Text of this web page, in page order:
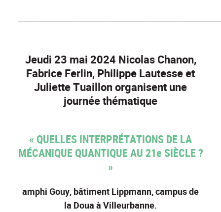
Jeudi 23 mai 2024 Nicolas Chanon,
Fabrice Ferlin, Philippe Lautesse et
Juliette Tuaillon organisent une
journée thématique
« QUELLES INTERPRÉTATIONS DE LA
MÉCANIQUE QUANTIQUE AU 21e SIÈCLE ?
»
amphi Gouy, bâtiment Lippmann, campus de
la Doua à Villeurbanne.